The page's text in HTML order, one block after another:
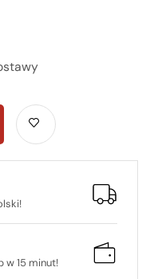
w 15 minut!